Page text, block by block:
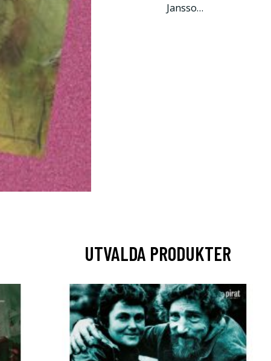
Jansso…
UTVALDA PRODUKTER